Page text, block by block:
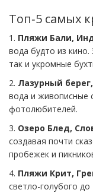
Топ‑5 самых
1. Пляжи Бали,
вода будто из
так и укромные
2. Лазурный
вода и живописные
фотолюбителей.
3. Озеро Блед,
создавая почти
пробежек и
4. Пляжи Крит,
светло-голубого